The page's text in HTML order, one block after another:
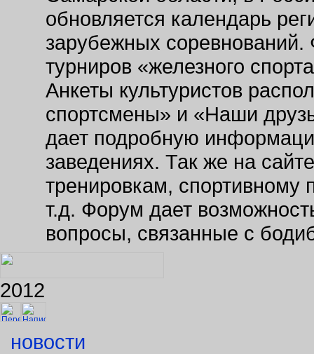
На сайте публикуются
Самарской области, в
обновляется календарь
зарубежных соревнований.
турниров «железного
Анкеты культуристов
спортсмены» и «Наши
дает подробную